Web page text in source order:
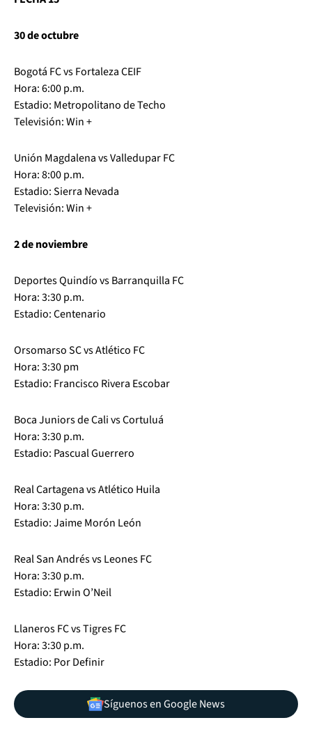
30 de octubre
Bogotá FC vs Fortaleza CEIF
Hora: 6:00 p.m.
Estadio: Metropolitano de Techo
Televisión: Win +
Unión Magdalena vs Valledupar FC
Hora: 8:00 p.m.
Estadio: Sierra Nevada
Televisión: Win +
2 de noviembre
Deportes Quindío vs Barranquilla FC
Hora: 3:30 p.m.
Estadio: Centenario
Orsomarso SC vs Atlético FC
Hora: 3:30 pm
Estadio: Francisco Rivera Escobar
Boca Juniors de Cali vs Cortuluá
Hora: 3:30 p.m.
Estadio: Pascual Guerrero
Real Cartagena vs Atlético Huila
Hora: 3:30 p.m.
Estadio: Jaime Morón León
Real San Andrés vs Leones FC
Hora: 3:30 p.m.
Estadio: Erwin O’Neil
Llaneros FC vs Tigres FC
Hora: 3:30 p.m.
Estadio: Por Definir
Síguenos en Google News